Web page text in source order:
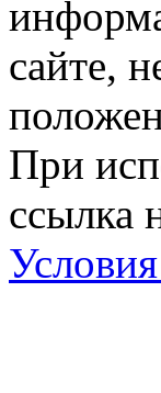
сайте,
При
ссылка